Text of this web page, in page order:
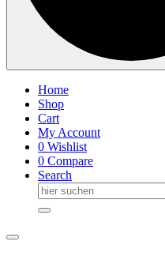
Home
Shop
Cart
My Account
0 Wishlist
0 Compare
Search
Suche
nach: